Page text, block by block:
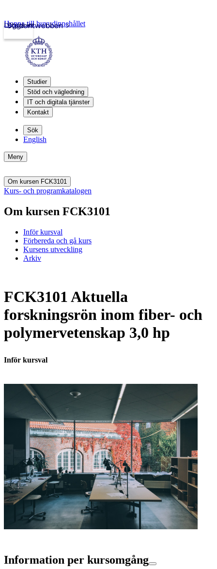
Studentwebben
Logga in
Hoppa till huvudinnehållet
Studier
Stöd och vägledning
IT och digitala tjänster
Kontakt
Sök
English
Meny
Om kursen FCK3101
Kurs- och programkatalogen
Om kursen FCK3101
Inför kursval
Förbereda och gå kurs
Kursens utveckling
Arkiv
FCK3101 Aktuella
forskningsrön inom fiber- och
polymervetenskap 3,0 hp
Inför kursval
Information per kursomgång